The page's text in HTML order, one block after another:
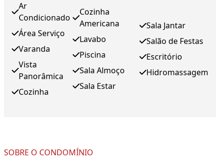
Ar
Condicionado
Área Serviço
Varanda
Vista
Panorâmica
Cozinha
Cozinha
Americana
Lavabo
Piscina
Sala Almoço
Sala Estar
Sala Jantar
Salão de Festas
Escritório
Hidromassagem
SOBRE O CONDOMÍNIO